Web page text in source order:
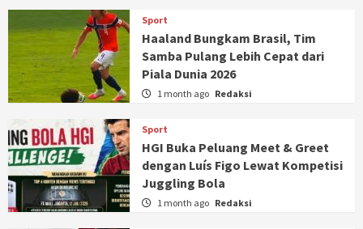
Sport
Haaland Bungkam Brasil, Tim
Samba Pulang Lebih Cepat dari
Piala Dunia 2026
1 month ago Redaksi
Sport
HGI Buka Peluang Meet & Greet
dengan Luís Figo Lewat Kompetisi
Juggling Bola
1 month ago Redaksi